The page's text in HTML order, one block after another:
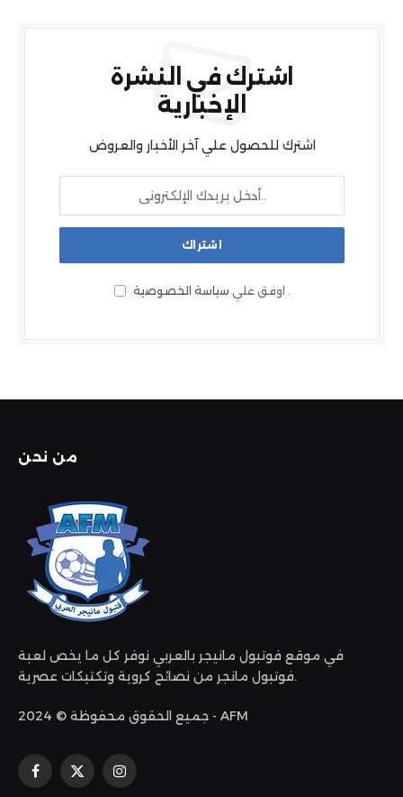
اشترك في النشرة
الإخبارية
اشترك للحصول علي آخر الأخبار والعروض
اوفق علي سياسة الخصوصية .
من نحن
في موقع فوتبول مانيجر بالعربي نوفر كل ما يخص لعبة
فوتبول مانجر من نصائح كروية وتكتيكات عصرية.
جميع الحقوق محفوظة © 2024 - AFM
فيسبوك
X
الانستغرام